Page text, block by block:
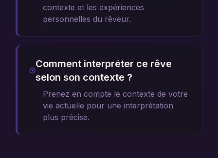
contexte et les expériences
personnelles du rêveur.
Comment interpréter ce rêve
selon son contexte ?
Prenez en compte le contexte de votre
vie actuelle pour une interprétation
plus précise.